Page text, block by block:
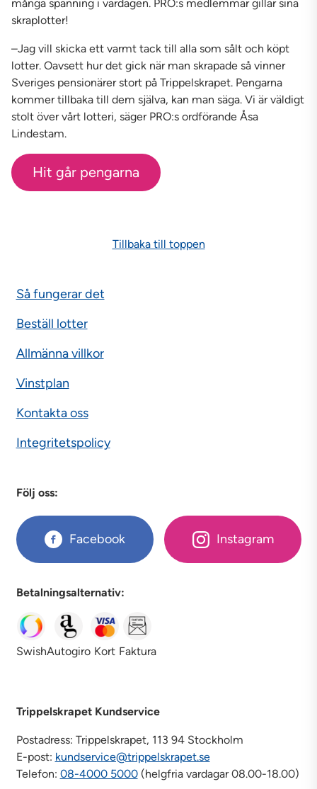
många spänning i vardagen. PRO:s medlemmar gillar sina
skraplotter!
–Jag vill skicka ett varmt tack till alla som sålt och köpt
lotter. Oavsett hur det gick när man skrapade så vinner
Sveriges pensionärer stort på Trippelskrapet. Pengarna
kommer tillbaka till dem själva, kan man säga. Vi är väldigt
stolt över vårt lotteri, säger PRO:s ordförande Åsa
Lindestam.
Hit går pengarna
Tillbaka till toppen
Så fungerar det
Beställ lotter
Allmänna villkor
Vinstplan
Kontakta oss
Integritetspolicy
Trippelskrapet Kundservice
Postadress: Trippelskrapet, 113 94 Stockholm
E-post: kundservice@trippelskrapet.se
Telefon: 08-4000 5000(helgfria vardagar 08.00-18.00)
Följ oss:
Facebook Instagram
Betalningsalternativ:
SwishAutogiro Kort Faktura